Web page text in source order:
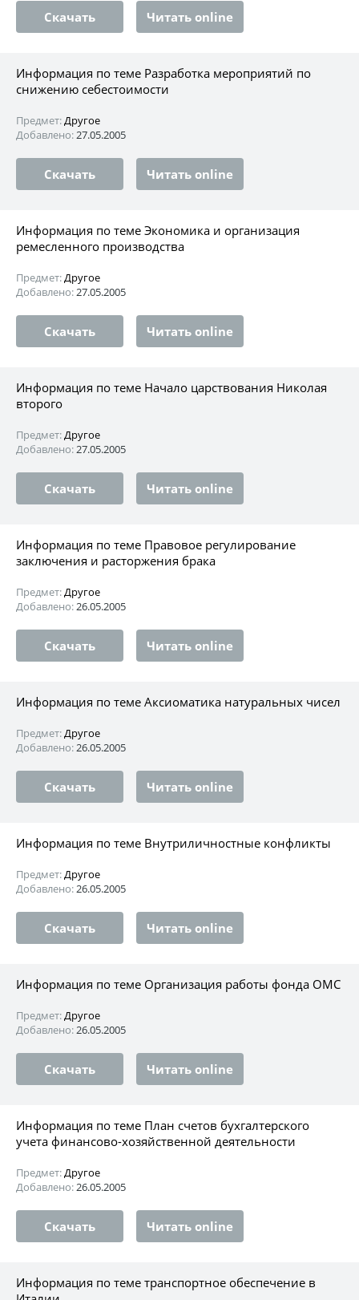
Скачать Читать online
Информация по теме Разработка мероприятий по
снижению себестоимости
Предмет:Другое
Добавлено:27.05.2005
Скачать Читать online
Информация по теме Экономика и организация
ремесленного производства
Предмет:Другое
Добавлено:27.05.2005
Скачать Читать online
Информация по теме Начало царствования Николая
второго
Предмет:Другое
Добавлено:27.05.2005
Скачать Читать online
Информация по теме Правовое регулирование
заключения и расторжения брака
Предмет:Другое
Добавлено:26.05.2005
Скачать Читать online
Информация по теме Аксиоматика натуральных чисел
Предмет:Другое
Добавлено:26.05.2005
Скачать Читать online
Информация по теме Внутриличностные конфликты
Предмет:Другое
Добавлено:26.05.2005
Скачать Читать online
Информация по теме Организация работы фонда ОМС
Предмет:Другое
Добавлено:26.05.2005
Скачать Читать online
Информация по теме План счетов бухгалтерского
учета финансово-хозяйственной деятельности
Предмет:Другое
Добавлено:26.05.2005
Скачать Читать online
Информация по теме транспортное обеспечение в